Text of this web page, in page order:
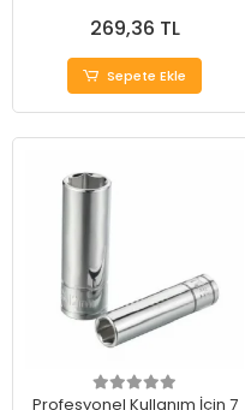
269,36 TL
Sepete Ekle
Profesyonel Kullanım İçin 7